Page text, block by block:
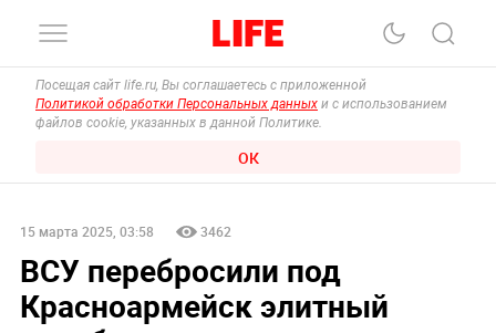
Посещая сайт life.ru, Вы соглашаетесь с приложенной
Политикой обработки Персональных данных и с использованием
файлов cookie, указанных в данной Политике.
ОК
15 марта 2025, 03:58 3462
ВСУ перебросили под
Красноармейск элитный